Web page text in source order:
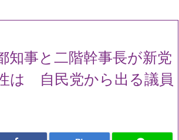
知事と二階幹事長が新党
は 自民党から出る議員